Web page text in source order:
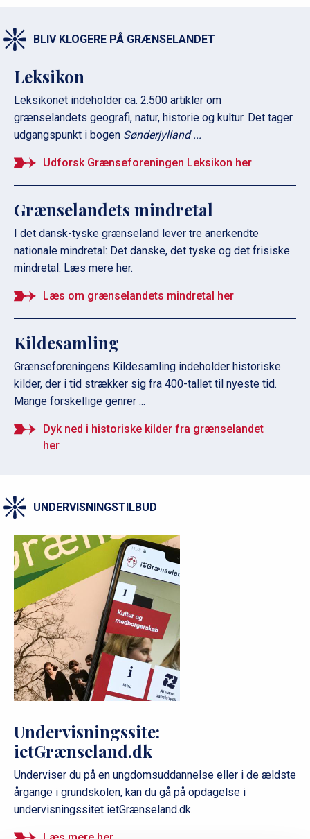
BLIV KLOGERE PÅ GRÆNSELANDET
Leksikon
Leksikonet indeholder ca. 2.500 artikler om
grænselandets geografi, natur, historie og kultur. Det tager
udgangspunkt i bogen Sønderjylland ...
Udforsk Grænseforeningen Leksikon her
Grænselandets mindretal
I det dansk-tyske grænseland lever tre anerkendte
nationale mindretal: Det danske, det tyske og det frisiske
mindretal. Læs mere her.
Læs om grænselandets mindretal her
Kildesamling
Grænseforeningens Kildesamling indeholder historiske
kilder, der i tid strækker sig fra 400-tallet til nyeste tid.
Mange forskellige genrer ...
Dyk ned i historiske kilder fra grænselandet
her
UNDERVISNINGSTILBUD
Undervisningssite:
ietGrænseland.dk
Underviser du på en ungdomsuddannelse eller i de ældste
årgange i grundskolen, kan du gå på opdagelse i
undervisningssitet ietGrænseland.dk.